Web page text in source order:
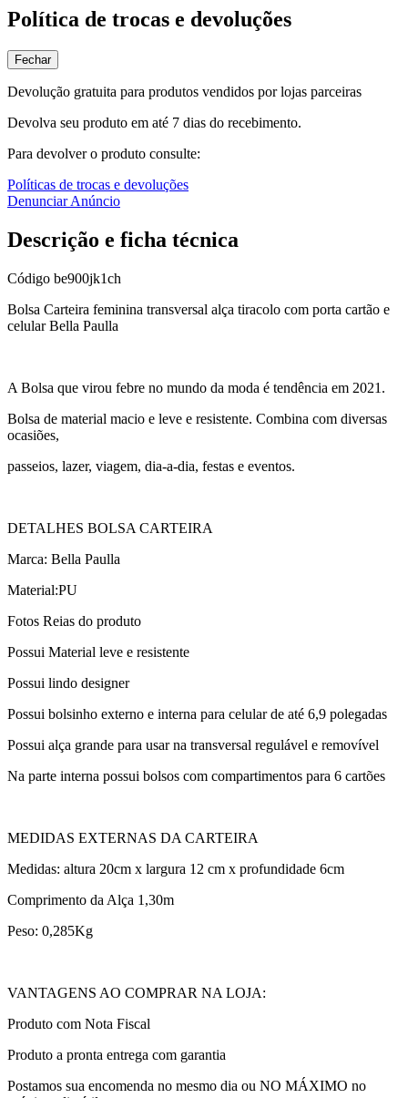
Política de trocas e devoluções
Fechar
Devolução gratuita para produtos vendidos por lojas parceiras
Devolva seu produto em até 7 dias do recebimento.
Para devolver o produto consulte:
Políticas de trocas e devoluções
Denunciar Anúncio
Descrição e ficha técnica
Código be900jk1ch
Bolsa Carteira feminina transversal alça tiracolo com porta cartão e
celular Bella Paulla
A Bolsa que virou febre no mundo da moda é tendência em 2021.
Bolsa de material macio e leve e resistente. Combina com diversas
ocasiões,
passeios, lazer, viagem, dia-a-dia, festas e eventos.
DETALHES BOLSA CARTEIRA
Marca: Bella Paulla
Material:PU
Fotos Reias do produto
Possui Material leve e resistente
Possui lindo designer
Possui bolsinho externo e interna para celular de até 6,9 polegadas
Possui alça grande para usar na transversal regulável e removível
Na parte interna possui bolsos com compartimentos para 6 cartões
MEDIDAS EXTERNAS DA CARTEIRA
Medidas: altura 20cm x largura 12 cm x profundidade 6cm
Comprimento da Alça 1,30m
Peso: 0,285Kg
VANTAGENS AO COMPRAR NA LOJA:
Produto com Nota Fiscal
Produto a pronta entrega com garantia
Postamos sua encomenda no mesmo dia ou NO MÁXIMO no